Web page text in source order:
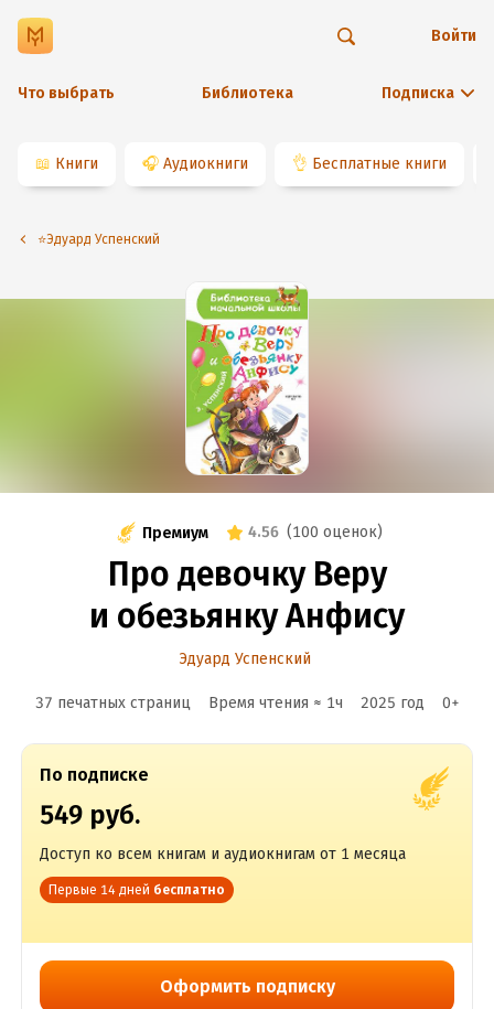
Что выбрать Библиотека Подписка
Войти
📖 Книги 🎧 Аудиокниги 👌 Бесплатные книги
⭐️Эдуард Успенский
Премиум 4.56 (100 оценок)
Про девочку Веру
и обезьянку Анфису
Эдуард Успенский
37 печатных страниц Время чтения ≈ 1ч 2025 год 0+
По подписке
549 руб.
Доступ ко всем книгам и аудиокнигам от 1 месяца
Первые 14 дней бесплатно
Оформить подписку